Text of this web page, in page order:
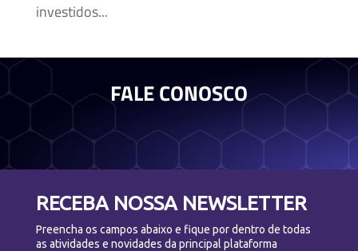
investidos...
FALE CONOSCO
RECEBA NOSSA NEWSLETTER
Preencha os campos abaixo e fique por dentro de todas
as atividades e novidades da principal plataforma